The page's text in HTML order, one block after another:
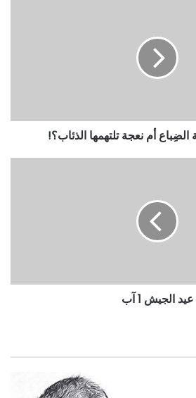
أم نعجة تلتهمها الذئاب؟!
عيد الجيش 1 آب